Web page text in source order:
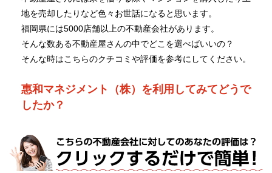
地を売却したりなど色々お世話になると思います。
福岡県には5000店舗以上の不動産会社があります。
そんな数ある不動産屋さんの中でどこを選べばいいの？
そんな時はこちらのクチコミや評価を参考にしてください。
惠和マネジメント（株）を利用してみてどうで
したか？